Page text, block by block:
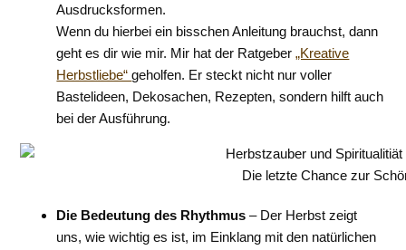
Ausdrucksformen.
Wenn du hierbei ein bisschen Anleitung brauchst, dann
geht es dir wie mir. Mir hat der Ratgeber„Kreative
Herbstliebe“geholfen. Er steckt nicht nur voller
Bastelideen, Dekosachen, Rezepten, sondern hilft auch
bei der Ausführung.
Die letzte Chance zur
Die Bedeutung des Rhythmus – Der Herbst zeigt
uns, wie wichtig es ist, im Einklang mit den natürlichen